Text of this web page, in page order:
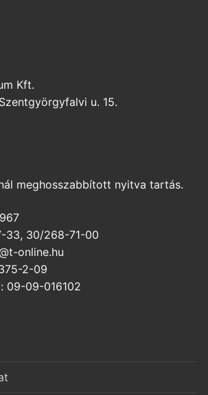
Kft.
u. 15.
meghosszabbított nyitva tartás.
33, 30/268-71-00
online.hu
2-09
09-09-016102